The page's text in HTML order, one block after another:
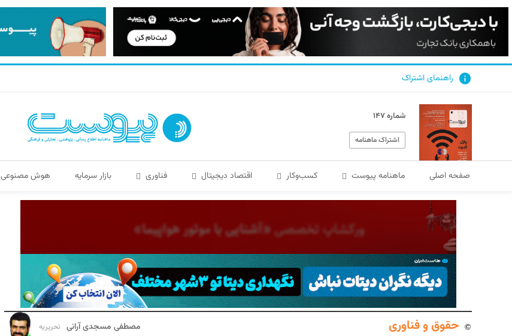
راهنمای اشتراک
شماره ۱۴۷
اشتراک ماهنامه
صفحه اصلی ماهنامه پیوست کسب‌و‌کار اقتصاد دیجیتال فناوری بازار سرمایه هوش مصنوعی
حقوق و فناوری مصطفی مسجدی آرانی تحریریه